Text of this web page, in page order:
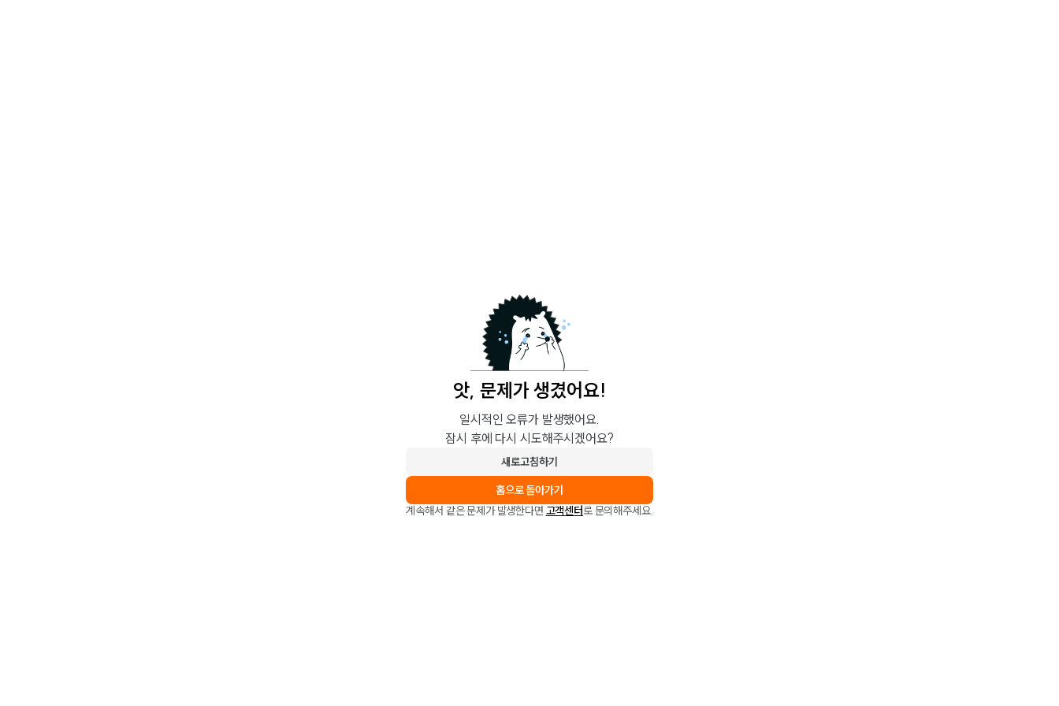
앗, 문제가 생겼어요!
일시적인 오류가 발생했어요.
잠시 후에 다시 시도해주시겠어요?
새로고침하기
홈으로 돌아가기
계속해서 같은 문제가 발생한다면 고객센터로 문의해주세요.